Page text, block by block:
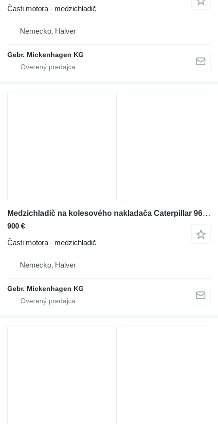
Časti motora - medzichladič
Nemecko, Halver
Gebr. Mickenhagen KG
Medzichladič na kolesového nakladača Caterpillar 966 MXE
900 €
Časti motora - medzichladič
Nemecko, Halver
Gebr. Mickenhagen KG